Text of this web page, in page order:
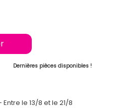
Dernières pièces disponibles !
Entre le 13/8 et le 21/8